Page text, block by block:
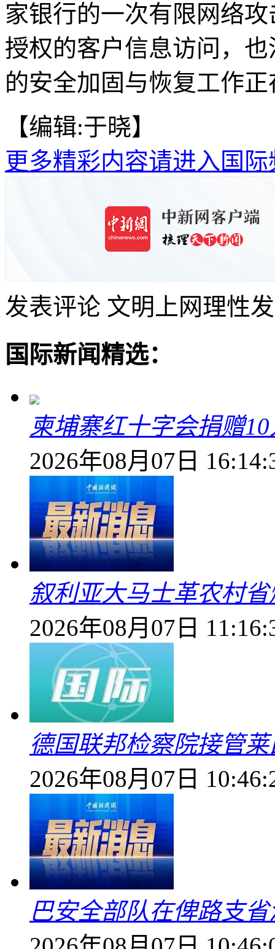
家银行的一次有限网络
授权的客户信息访问，
的安全加固与恢复工作
【编辑:于晓】
更多精彩内容请进入国际
发表评论 文明上网理性
国际新闻精选：
柬埔寨红十字会捐赠
2026年08月07日
叙利亚大马士革农村
2026年08月07日
德国联邦检察院接管
2026年08月07日
巴安全部队在俾路支